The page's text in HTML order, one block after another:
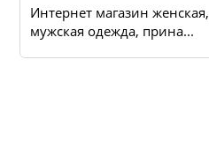
Интернет магазин женская,
мужская одежда, прина...